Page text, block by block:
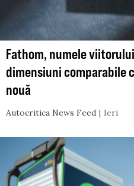
Fathom, numele
dimensiuni comparabile
nouă
Autocritica News Feed Ieri